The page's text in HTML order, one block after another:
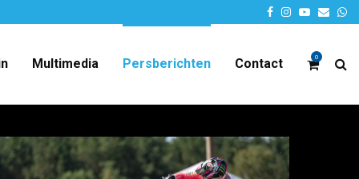
Facebook
Instagram
Youtube
Email
0
Multimedia Persberichten Contact